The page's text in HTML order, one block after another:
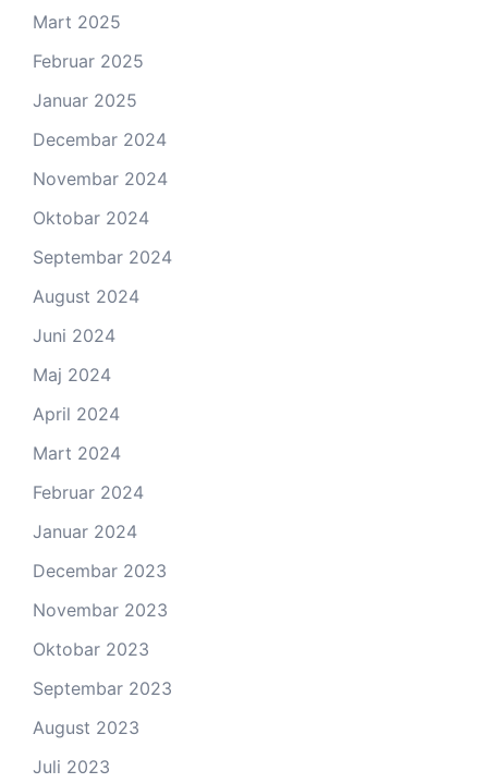
Mart 2025
Februar 2025
Januar 2025
Decembar 2024
Novembar 2024
Oktobar 2024
Septembar 2024
August 2024
Juni 2024
Maj 2024
April 2024
Mart 2024
Februar 2024
Januar 2024
Decembar 2023
Novembar 2023
Oktobar 2023
Septembar 2023
August 2023
Juli 2023